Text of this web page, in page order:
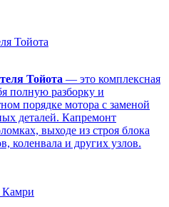
Тойота
Тойота — это комплексная
полную разборку и
порядке мотора с заменой
деталей. Капремонт
выходе из строя блока
коленвала и других узлов.
Камри